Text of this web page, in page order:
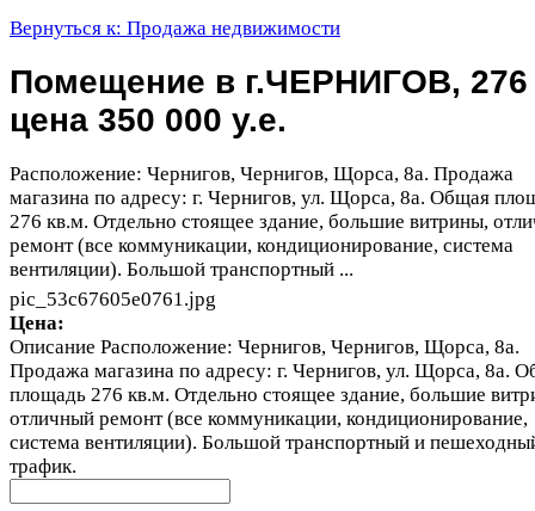
Вернуться к: Продажа недвижимости
Помещение в г.ЧЕРНИГОВ,
цена 350 000 у.е.
Расположение: Чернигов, Чернигов, Щорса, 8а. Продажа
магазина по адресу: г. Чернигов, ул. Щорса, 8а. Общая
276 кв.м. Отдельно стоящее здание, большие витрины,
ремонт (все коммуникации, кондиционирование, система
вентиляции). Большой транспортный ...
pic_53c67605e0761.jpg
Цена:
Описание Расположение: Чернигов, Чернигов, Щорса, 8а.
Продажа магазина по адресу: г. Чернигов, ул. Щорса, 8а.
площадь 276 кв.м. Отдельно стоящее здание, большие
отличный ремонт (все коммуникации, кондиционирование,
система вентиляции). Большой транспортный и
трафик.